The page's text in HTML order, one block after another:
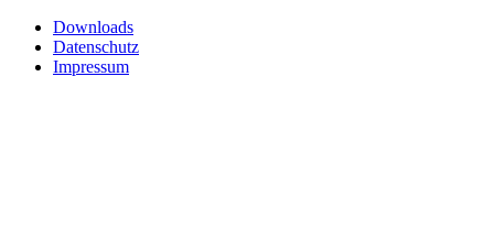
Downloads
Datenschutz
Impressum